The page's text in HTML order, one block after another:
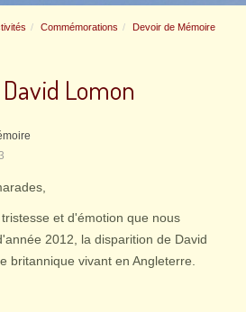
Commémorations
Devoir de Mémoire
Lomon
et d'émotion que nous
2012, la disparition de David
britannique vivant en Angleterre.